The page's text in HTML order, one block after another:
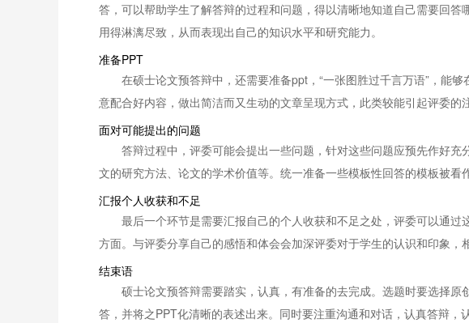
答，可以帮助学生了解答辩的过程和问题，得以清晰地知道自己需要回
用得淋漓尽致，从而表现出自己的知识水平和研究能力。
准备PPT
在硕士论文预答辩中，还需要准备ppt，“一张图胜过千言万语”，能
意配合好内容，做出简洁而又生动的文章呈现方式，此类较能引起评委的
面对可能提出的问题
答辩过程中，评委可能会提出一些问题，针对这些问题应预先作好
文的研究方法、论文的学术价值等。统一准备一些模板性回答的模板被看
汇报个人收获和不足
最后一个环节是需要汇报自己的个人收获和不足之处，评委可以通
方面。与评委分享自己的感悟和体会会加深评委对于学生的认识和印象，
结束语
硕士论文预答辩需要踏实，认真，有准备的去完成。选题时要选择
答，并将之PPT化清晰的表述出来。同时要注重沟通和对话，认真答辩，